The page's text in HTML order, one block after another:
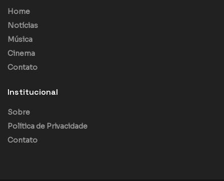
Home
Notícias
Música
Cinema
Contato
Institucional
Sobre
Política de Privacidade
Contato